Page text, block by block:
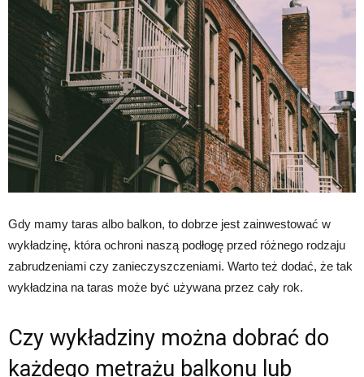
Gdy mamy taras albo balkon, to dobrze jest zainwestować w
wykładzinę, która ochroni naszą podłogę przed różnego rodzaju
zabrudzeniami czy zanieczyszczeniami. Warto też dodać, że tak
wykładzina na taras może być używana przez cały rok.
Czy wykładziny można dobrać do
każdego metrażu balkonu lub